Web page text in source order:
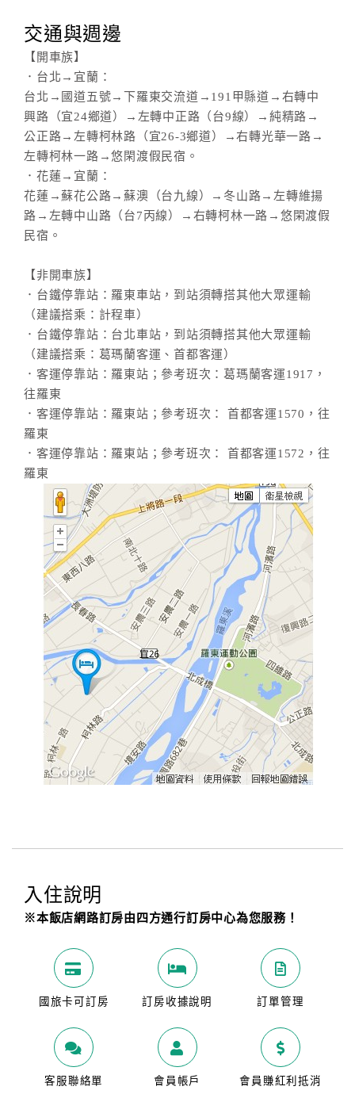
計
商
品
宣
交通與週邊
【開車族】
．台北→宜蘭：
台北→國道五號→下羅東交流道→191甲縣道→右轉中
興路（宜24鄉道）→左轉中正路（台9線）→純精路→
公正路→左轉柯林路（宜26-3鄉道）→右轉光華一路→
左轉柯林一路→悠閑渡假民宿。
．花蓮→宜蘭：
花蓮→蘇花公路→蘇澳（台九線）→冬山路→左轉維揚
路→左轉中山路（台7丙線）→右轉柯林一路→悠閑渡假
民宿。
【非開車族】
．台鐵停靠站：羅東車站，到站須轉搭其他大眾運輸
（建議搭乘：計程車）
．台鐵停靠站：台北車站，到站須轉搭其他大眾運輸
（建議搭乘：葛瑪蘭客運、首都客運）
．客運停靠站：羅東站；參考班次：葛瑪蘭客運1917，
往羅東
．客運停靠站：羅東站；參考班次： 首都客運1570，往
羅東
．客運停靠站：羅東站；參考班次： 首都客運1572，往
羅東
入住說明
※本飯店網路訂房由四方通行訂房中心為您服務！
國旅卡可訂房 訂房收據說明 訂單管理
客服聯絡單 會員帳戶
會員賺紅利抵消